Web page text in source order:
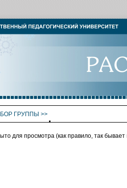
ГРУППЫ >>
для просмотра (как правило, так